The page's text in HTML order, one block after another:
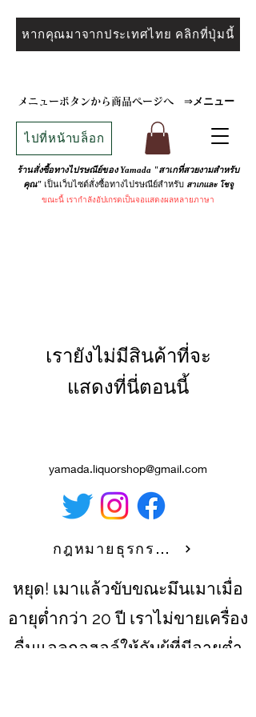
หากคุณมาจากประเทศไทย คลิกที่ปุ่มนี้
メニューボタンから商品ページへ ⇒ メニュー
ไปที่หน้าบล็อก
ร้านสั่งซื้อทางไปรษณีย์ของ Yamada "สาเกที่สวยงามสำหรับ
คุณ"เป็นเว็บไซต์สั่งซื้อทางไปรษณีย์สำหรับ สาเกและ โชจู
ขณะนี้ เรากำลังอัปเกรดเป็นจอแสดงผลหลายภาษา
เรายังไม่มีสินค้าที่จะ
แสดงที่นี่ตอนนี้
yamada.liquorshop@gmail.com
กฎหมายธุรกรรมทางการค้าที่ระบุ
หยุด! เมาแล้วขับขณะมึนเมาเมื่อ
อายุต่ำกว่า 20 ปี เราไม่ขายเครื่อง
ดื่มแอลกอฮอล์ให้กับผู้ที่มีอายุต่ำ